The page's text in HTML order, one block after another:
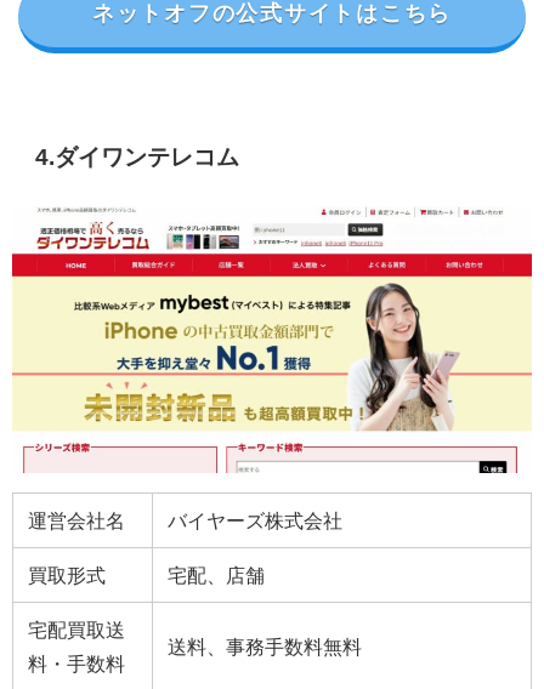
ネットオフの公式サイトはこちら
4.ダイワンテレコム
運営会社名 バイヤーズ株式会社
買取形式 宅配、店舗
宅配買取送
料・手数料
送料、事務手数料無料